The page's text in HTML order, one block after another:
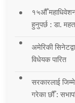
१५औँ महाधिवेशन
हुनुपर्छ : डा. महत
अमेरिकी
विधेयक पारित
सरकारलाई
गरेका छौँ :